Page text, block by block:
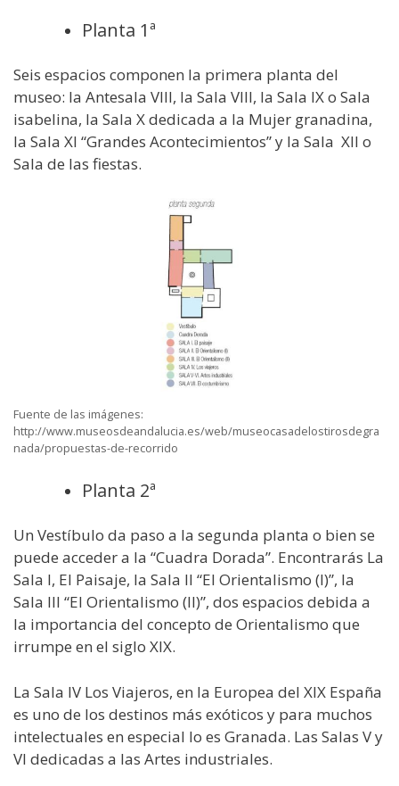
Planta 1ª
Seis espacios componen la primera planta del
museo: la Antesala VIII, la Sala VIII, la Sala IX o Sala
isabelina, la Sala X dedicada a la Mujer granadina,
la Sala XI “Grandes Acontecimientos” y la Sala XII o
Sala de las fiestas.
Fuente de las imágenes:
http://www.museosdeandalucia.es/web/museocasadelostirosdegra
nada/propuestas-de-recorrido
Planta 2ª
Un Vestíbulo da paso a la segunda planta o bien se
puede acceder a la “Cuadra Dorada”. Encontrarás La
Sala I, El Paisaje, la Sala II “El Orientalismo (I)”, la
Sala III “El Orientalismo (II)”, dos espacios debida a
la importancia del concepto de Orientalismo que
irrumpe en el siglo XIX.
La Sala IV Los Viajeros, en la Europea del XIX España
es uno de los destinos más exóticos y para muchos
intelectuales en especial lo es Granada. Las Salas V y
VI dedicadas a las Artes industriales.